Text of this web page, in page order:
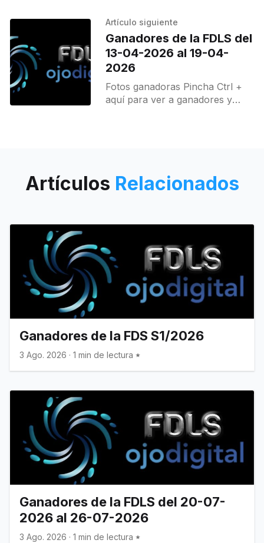
Artículo siguiente
Ganadores de la FDLS del
13-04-2026 al 19-04-
2026
Fotos ganadoras Pincha Ctrl +
aquí para ver a ganadores y
Artículos Relacionados
Ganadores de la FDS S1/2026
3 Ago. 2026 · 1 min de lectura
Ganadores de la FDLS del 20-07-
2026 al 26-07-2026
3 Ago. 2026 · 1 min de lectura